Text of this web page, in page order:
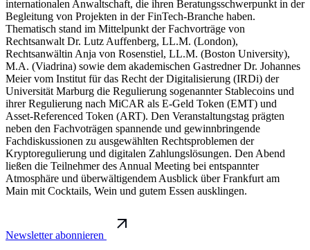
internationalen Anwaltschaft, die ihren Beratungsschwerpunkt in der
Begleitung von Projekten in der FinTech-Branche haben.
Thematisch stand im Mittelpunkt der Fachvorträge von
Rechtsanwalt Dr. Lutz Auffenberg, LL.M. (London),
Rechtsanwältin Anja von Rosenstiel, LL.M. (Boston University),
M.A. (Viadrina) sowie dem akademischen Gastredner Dr. Johannes
Meier vom Institut für das Recht der Digitalisierung (IRDi) der
Universität Marburg die Regulierung sogenannter Stablecoins und
ihrer Regulierung nach MiCAR als E-Geld Token (EMT) und
Asset-Referenced Token (ART). Den Veranstaltungstag prägten
neben den Fachvoträgen spannende und gewinnbringende
Fachdiskussionen zu ausgewählten Rechtsproblemen der
Kryptoregulierung und digitalen Zahlungslösungen. Den Abend
ließen die Teilnehmer des Annual Meeting bei entspannter
Atmosphäre und überwältigendem Ausblick über Frankfurt am
Main mit Cocktails, Wein und gutem Essen ausklingen.
Newsletter abonnieren